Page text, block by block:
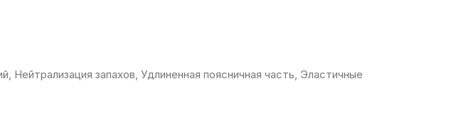
запахов, Удлиненная поясничная часть, Эластичные